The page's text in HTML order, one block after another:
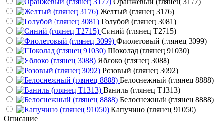
Желтый (глянец 3176)
Голубой (глянец 3081)
Синий (глянец Т2715)
Фиолетовый (глянец 3099)
Шоколад (глянец 91030)
Яблоко (глянец 3088)
Розовый (глянец 3092)
Белоснежный (глянец 8888)
Ваниль (глянец Т1313)
Белоснежный (глянец 8888)
Капучино (глянец 91050)
Описание